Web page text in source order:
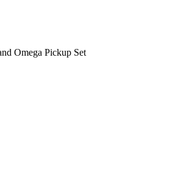
Omega Pickup Set